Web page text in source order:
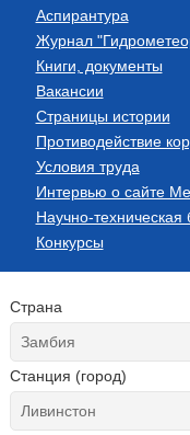
Аспирантура
Журнал
Книги, документы
Вакансии
Страницы истории
Противодействие
Условия труда
Интервью о сайте
Научно-техническая
Конкурсы
Страна
Станция (город)